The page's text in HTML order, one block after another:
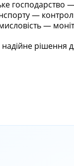
—
—
рішення